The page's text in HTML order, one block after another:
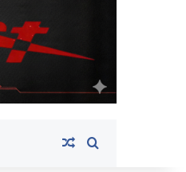
Random Article